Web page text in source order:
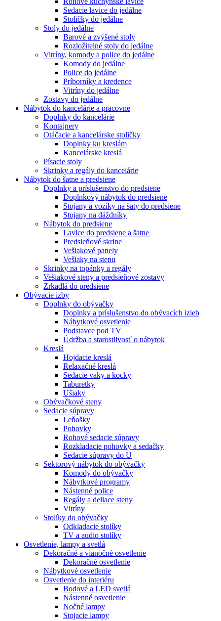
Sedacie lavice do jedálne
Stoličky do jedálne
Stoly do jedálne
Barové a zvýšené stoly
Rozložitelné stoly do jedálne
Vitríny, komody a police do jedálne
Komody do jedálne
Police do jedálne
Príborníky a kredence
Vitríny do jedálne
Zostavy do jedálne
Nábytok do kancelárie a pracovne
Doplnky do kancelárie
Kontajnery
Otáčacie a kancelárske stoličky
Doplnky ku kreslám
Kancelárske kreslá
Písacie stoly
Skrinky a regály do kancelárie
Nábytok do šatne a predsiene
Doplnky a príslušenstvo do predsiene
Doplnkový nábytok do predsiene
Stojany a vozíky na šaty do predsiene
Stojany na dáždníky
Nábytok do predsiene
Lavice do predsiene a šatne
Predsieňové skrine
Vešiakové panely
Vešiaky na stenu
Skrinky na topánky a regály
Vešiakové steny a predsieňové zostavy
Zrkadlá do predsiene
Obývacie izby
Doplnky do obývačky
Doplnky a príslušenstvo do obývacích izieb
Nábytkové osvetlenie
Podstavce pod TV
Údržba a starostlivosť o nábytok
Kreslá
Hojdacie kreslá
Relaxačné kreslá
Sedacie vaky a kocky
Taburetky
Ušiaky
Obývačkové steny
Sedacie súpravy
Leňošky
Pohovky
Rohové sedacie súpravy
Rozkladacie pohovky a sedačky
Sedacie súpravy do U
Sektorový nábytok do obývačky
Komody do obývačky
Nábytkové programy
Nástenné police
Regály a deliace steny
Vitríny
Stolíky do obývačky
Odkladacie stolíky
TV a audio stolíky
Osvetlenie, lampy a svetlá
Dekoračné a vianočné osvetlenie
Dekoračné osvetlenie
Nábytkové osvetlenie
Osvetlenie do interiéru
Bodové a LED svetlá
Nástenné osvetlenie
Nočné lampy
Stojacie lampy